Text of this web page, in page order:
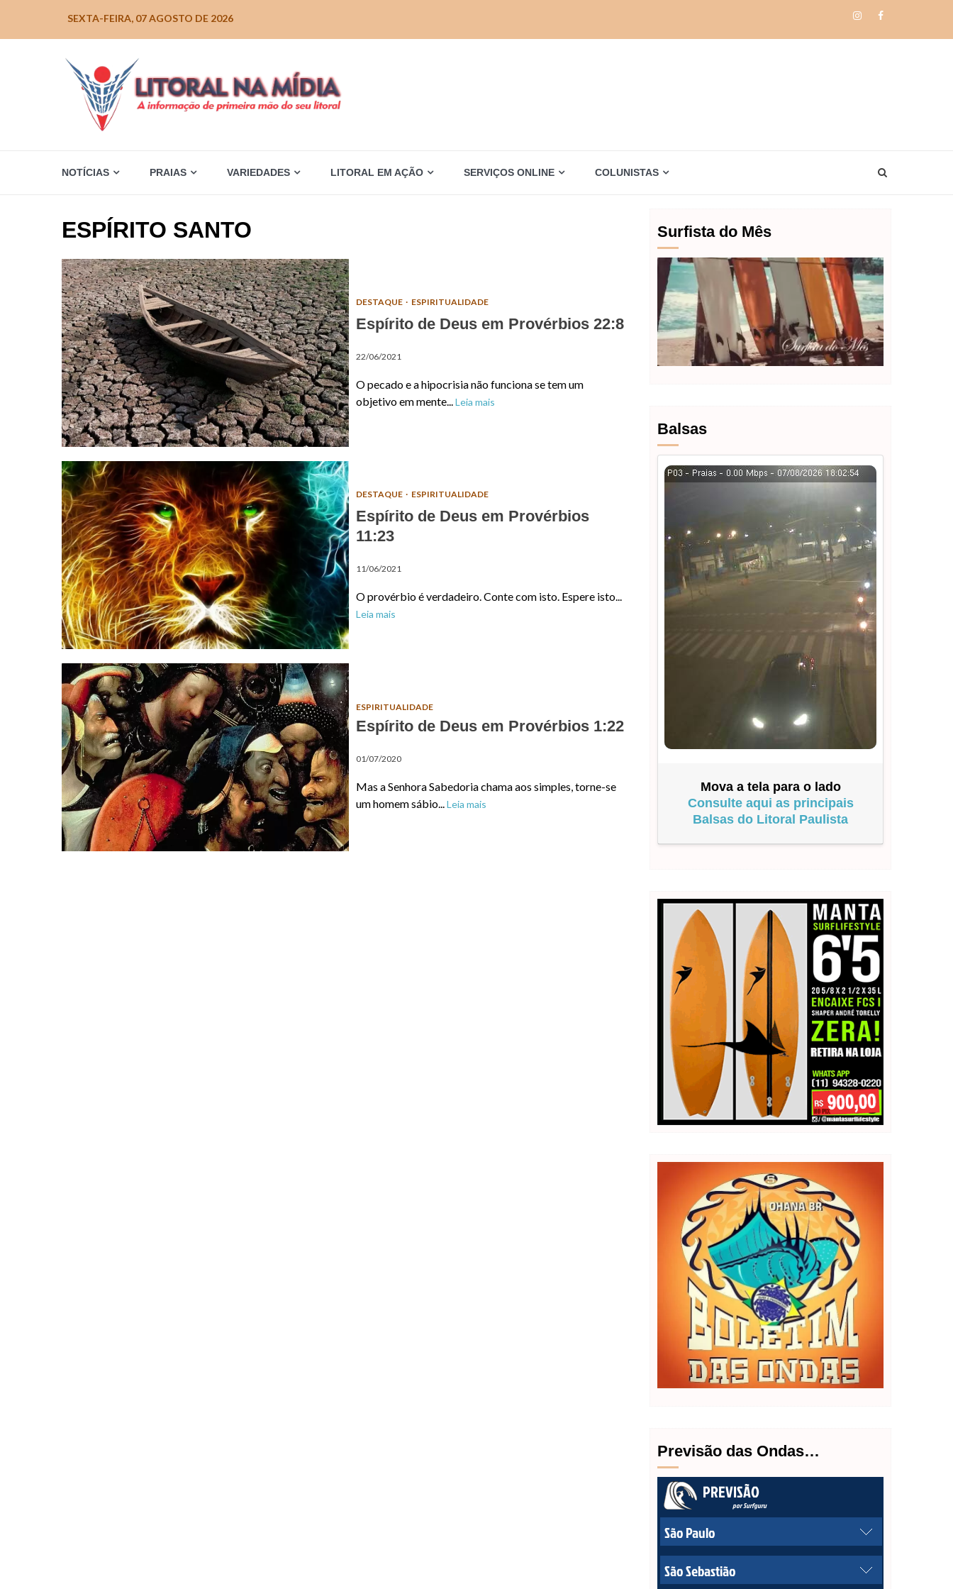
SEXTA-FEIRA, 07 AGOSTO DE 2026 InstagramFacebook
NOTÍCIAS PRAIAS VARIEDADES LITORAL EM AÇÃO SERVIÇOS ONLINE COLUNISTAS
ESPÍRITO SANTO
DESTAQUE ESPIRITUALIDADE
Espírito de Deus em Provérbios 22:8
22/06/2021
O pecado e a hipocrisia não funciona se tem um
objetivo em mente... Leia mais
DESTAQUE ESPIRITUALIDADE
Espírito de Deus em Provérbios
11:23
11/06/2021
O provérbio é verdadeiro. Conte com isto. Espere isto...
Leia mais
ESPIRITUALIDADE
Espírito de Deus em Provérbios 1:22
01/07/2020
Mas a Senhora Sabedoria chama aos simples, torne-se
um homem sábio...Leia mais
Surfista do Mês
Balsas
Mova a tela para o lado
Consulte aqui as principais
Balsas do Litoral Paulista
Previsão das Ondas…